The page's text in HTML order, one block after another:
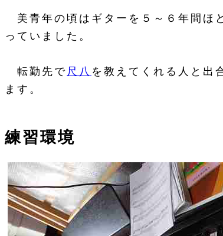
美青年の頃はギターを５～６年間ほ
っていました。
転勤先で 尺八 を教えてくれる人と出
ます。
練習環境